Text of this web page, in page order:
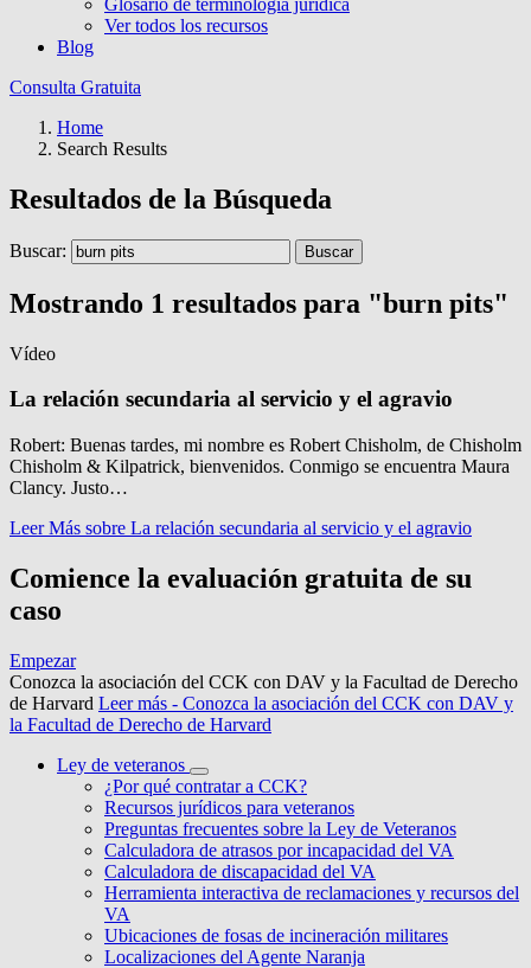
Glosario de terminología jurídica
Ver todos los recursos
Blog
Consulta Gratuita
Home
Search Results
Resultados de la Búsqueda
Buscar:
Mostrando 1 resultados para "burn pits"
Vídeo
La relación secundaria al servicio y el agravio
Robert: Buenas tardes, mi nombre es Robert Chisholm, de Chisholm
Chisholm & Kilpatrick, bienvenidos. Conmigo se encuentra Maura
Clancy. Justo…
Leer Más sobre La relación secundaria al servicio y el agravio
Comience la evaluación gratuita de su
caso
Empezar
Conozca la asociación del CCK con DAV y la Facultad de Derecho
de Harvard Leer más - Conozca la asociación del CCK con DAV y
la Facultad de Derecho de Harvard
Ley de veteranos
¿Por qué contratar a CCK?
Recursos jurídicos para veteranos
Preguntas frecuentes sobre la Ley de Veteranos
Calculadora de atrasos por incapacidad del VA
Calculadora de discapacidad del VA
Herramienta interactiva de reclamaciones y recursos del
VA
Ubicaciones de fosas de incineración militares
Localizaciones del Agente Naranja